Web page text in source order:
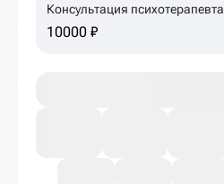
Консультация психотерапевта
10000 ₽